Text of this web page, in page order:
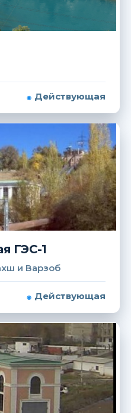
Действующая
ГЭС-1
и Варзоб
Действующая